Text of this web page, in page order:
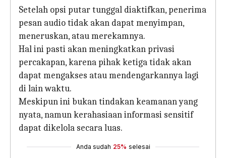
Setelah opsi putar tunggal diaktifkan, penerima
pesan audio tidak akan dapat menyimpan,
meneruskan, atau merekamnya.
Hal ini pasti akan meningkatkan privasi
percakapan, karena pihak ketiga tidak akan
dapat mengakses atau mendengarkannya lagi
di lain waktu.
Meskipun ini bukan tindakan keamanan yang
nyata, namun kerahasiaan informasi sensitif
dapat dikelola secara luas.
Anda sudah 25% selesai